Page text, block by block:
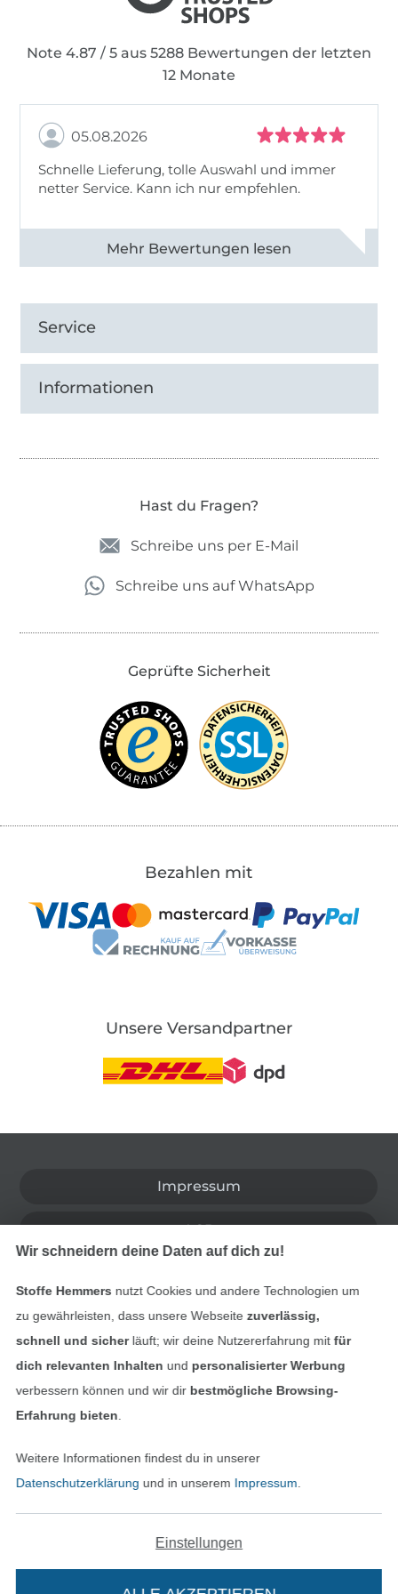
Note 4.87 / 5 aus 5288 Bewertungen der letzten
12 Monate
05.08.2026
Schnelle Lieferung, tolle Auswahl und immer
netter Service. Kann ich nur empfehlen.
Alle 82930 Bewertungen ansehen
Service
Informationen
Hast du Fragen?
Schreibe uns per E-Mail
Schreibe uns auf WhatsApp
Geprüfte Sicherheit
Bezahlen mit
Unsere Versandpartner
Impressum
AGB
Widerrufsrecht
Kontakt
Bestellung widerrufen
Finde mehr Inspiration
Wir schneidern deine Daten auf dich zu!
Stoffe Hemmers nutzt Cookies und andere Technologien um
zu gewährleisten, dass unsere Webseite zuverlässig,
schnell und sicherläuft; wir deine Nutzererfahrung mitfür
dich relevanten Inhalten und personalisierter Werbung
verbessern können und wir dir bestmögliche Browsing-
Erfahrung bieten
Weitere Informationen findest du in unserer
Datenschutzerklärung und in unserem Impressum
Einstellungen